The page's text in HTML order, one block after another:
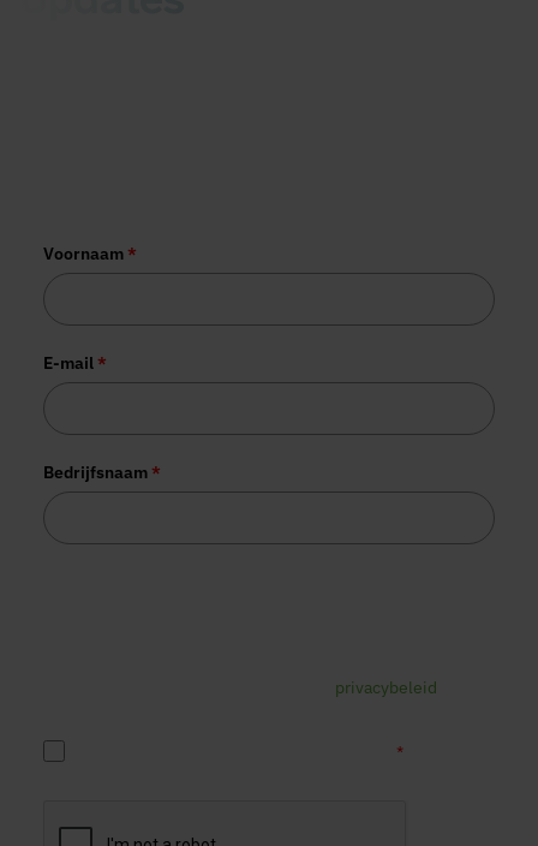
Voornaam*
E-mail*
Bedrijfsnaam*
privacybeleid
*